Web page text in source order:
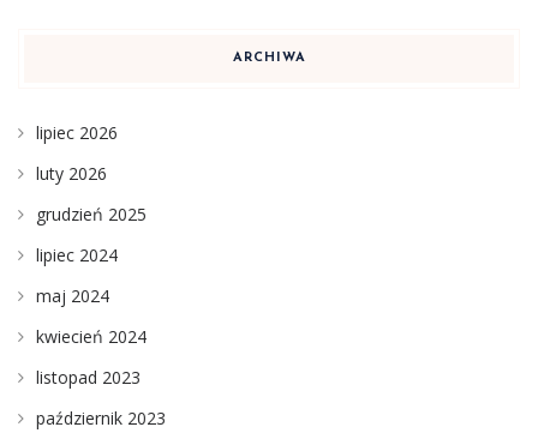
ARCHIWA
lipiec 2026
luty 2026
grudzień 2025
lipiec 2024
maj 2024
kwiecień 2024
listopad 2023
październik 2023